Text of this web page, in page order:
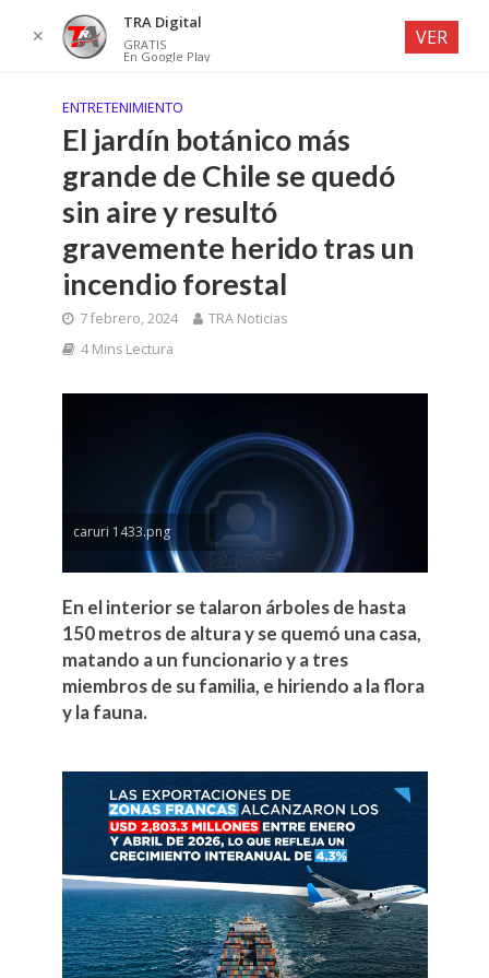
ENTRETENIMIENTO
El jardín botánico más
grande de Chile se quedó
sin aire y resultó
gravemente herido tras un
incendio forestal
7 febrero, 2024
TRA Noticias
4 Mins Lectura
caruri 1433.png
En el interior se talaron árboles de hasta
150 metros de altura y se quemó una casa,
matando a un funcionario y a tres
miembros de su familia, e hiriendo a la flora
y la fauna.
✕
TRA Digital
GRATIS
En Google Play
VER